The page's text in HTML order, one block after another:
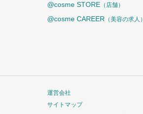
@cosme STORE （店舗）
@cosme CAREER （美容の求人）
運営会社
サイトマップ